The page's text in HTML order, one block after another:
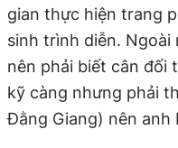
gian thực hiện trang
sinh trình diễn.
nên phải biết cân đối
kỹ càng nhưng phải
Đằng Giang) nên anh